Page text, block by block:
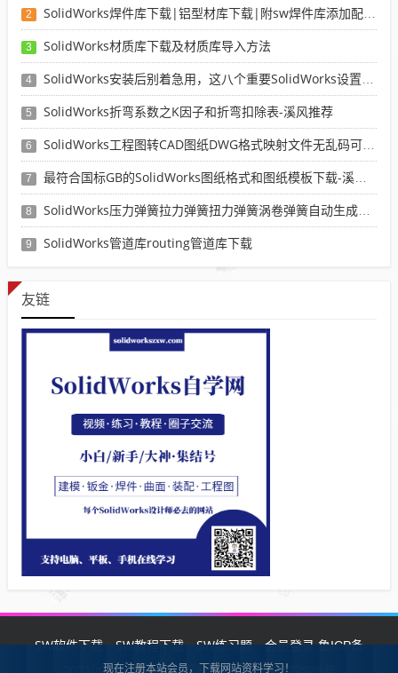
2 SolidWorks焊件库下载|铝型材库下载|附sw焊件库添加配置使用教程
3 SolidWorks材质库下载及材质库导入方法
4 SolidWorks安装后别着急用，这八个重要SolidWorks设置可以提高你的画图效率
5 SolidWorks折弯系数之K因子和折弯扣除表-溪风推荐
6 SolidWorks工程图转CAD图纸DWG格式映射文件无乱码可分层-溪风亲测推荐
7 最符合国标GB的SolidWorks图纸格式和图纸模板下载-溪风专用版
8 SolidWorks压力弹簧拉力弹簧扭力弹簧涡卷弹簧自动生成宏程序下载
9 SolidWorks管道库routing管道库下载
友链
SW软件下载 SW教程下载 SW练习题 会员登录鲁ICP备
现在注册本站会员，下载网站资料学习！